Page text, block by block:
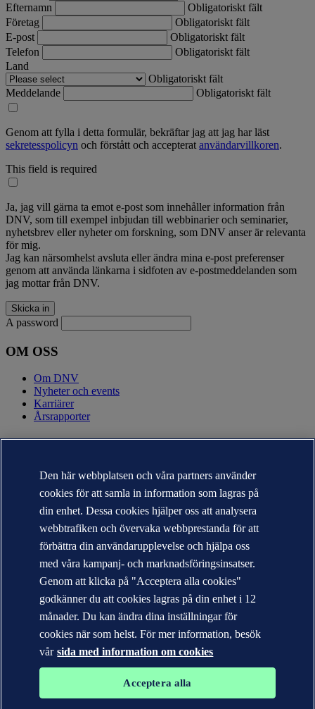
Efternamn
Obligatoriskt fält
Företag
Obligatoriskt fält
E-post
Obligatoriskt fält
Telefon
Obligatoriskt fält
Land
Obligatoriskt fält
Meddelande
Obligatoriskt fält
Genom att fylla i detta formulär, bekräftar jag att jag har läst
sekretesspolicyn och förstått och accepterat användarvillkoren.
This field is required
Ja, jag vill gärna ta emot e-post som innehåller information från
DNV, som till exempel inbjudan till webbinarier och seminarier,
nyhetsbrev eller nyheter om forskning, som DNV anser är relevanta
för mig.
Jag kan närsomhelst avsluta eller ändra mina e-post preferenser
genom att använda länkarna i sidfoten av e-postmeddelanden som
jag mottar från DNV.
A password
OM OSS
Om DNV
Nyheter och events
Karriärer
Årsrapporter
KONTAKT
Kontakta DNV
Hitta närmaste kontor
Kontakter för media
Veracity.com
Sekretesspolicy
Användarvillkor
Copyright © DNV AS 2026
Cookie information
Den här webbplatsen och våra partners använder
cookies för att samla in information som lagras på
din enhet. Dessa cookies hjälper oss att analysera
webbtrafiken och övervaka webbprestanda för att
förbättra din användarupplevelse och hjälpa oss
med våra kampanj- och marknadsföringsinsatser.
Genom att klicka på "Acceptera alla cookies"
godkänner du att cookies lagras på din enhet i 12
månader. Du kan ändra dina inställningar för
cookies när som helst. För mer information, besök
vår sida med information om cookies
Acceptera alla